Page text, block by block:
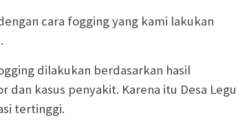
cara fogging yang kami lakukan
dilakukan berdasarkan hasil
kasus penyakit. Karena itu Desa Legu
tertinggi.